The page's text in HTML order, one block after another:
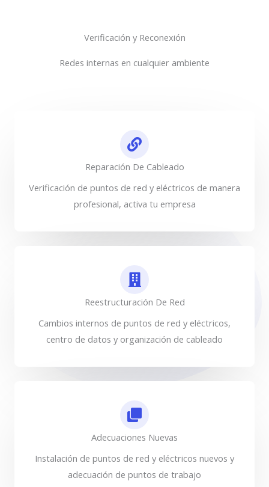
Verificación y Reconexión
Redes internas en cualquier ambiente
Reparación De Cableado
Verificación de puntos de red y eléctricos de manera
profesional, activa tu empresa
Reestructuración De Red
Cambios internos de puntos de red y eléctricos,
centro de datos y organización de cableado
Adecuaciones Nuevas
Instalación de puntos de red y eléctricos nuevos y
adecuación de puntos de trabajo